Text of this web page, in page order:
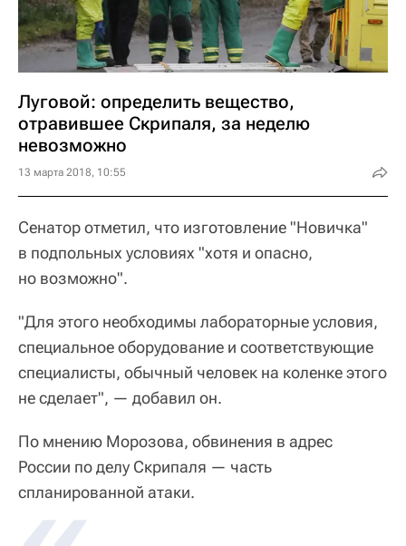
Луговой: определить вещество,
отравившее Скрипаля, за неделю
невозможно
13 марта 2018, 10:55
Сенатор отметил, что изготовление "Новичка"
в подпольных условиях "хотя и опасно,
но возможно".
"Для этого необходимы лабораторные условия,
специальное оборудование и соответствующие
специалисты, обычный человек на коленке этого
не сделает", — добавил он.
По мнению Морозова, обвинения в адрес
России по делу Скрипаля — часть
спланированной атаки.